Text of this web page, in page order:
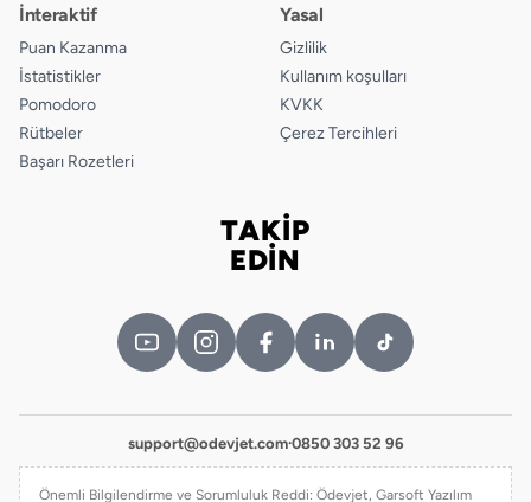
İnteraktif
Puan Kazanma
İstatistikler
Pomodoro
Rütbeler
Başarı Rozetleri
Yasal
Gizlilik
Kullanım koşulları
KVKK
Çerez Tercihleri
TAKİP
EDİN
support@odevjet.com·0850 303 52 96
Önemli Bilgilendirme ve Sorumluluk Reddi: Ödevjet, Garsoft Yazılım